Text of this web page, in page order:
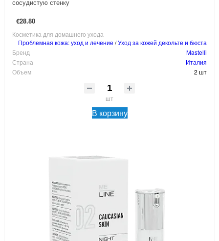
сосудистую стенку
€28.80
Косметика для домашнего ухода
Проблемная кожа: уход и лечение /Уход за кожей декольте и бюста
Бренд
Mastelli
Страна
Италия
Объем
2 шт
шт
В корзину